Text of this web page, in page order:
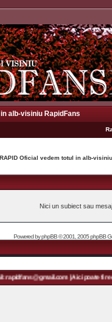
alb-visiniu RapidFans
Oficial vedem totul in alb-
Nici un subiect sau
Powered byphpBB© 2001, 2005 phpBB
| Aici poate fi